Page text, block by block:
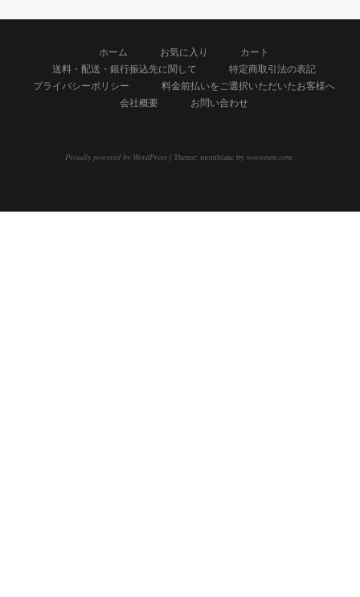
ホーム お気に入り
カート
送料・配送・銀行振込先に関して
特定商取引法の表記
プライバシーポリシー
料金前払いをご選択いただいたお客様へ
会社概要
お問い合わせ
Proudly powered by WordPress |Theme: montblanc by wooseum.com.